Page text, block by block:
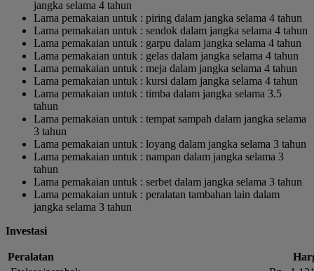
jangka selama 4 tahun
Lama pemakaian untuk : piring dalam jangka selama 4 tahun
Lama pemakaian untuk : sendok dalam jangka selama 4 tahun
Lama pemakaian untuk : garpu dalam jangka selama 4 tahun
Lama pemakaian untuk : gelas dalam jangka selama 4 tahun
Lama pemakaian untuk : meja dalam jangka selama 4 tahun
Lama pemakaian untuk : kursi dalam jangka selama 4 tahun
Lama pemakaian untuk : timba dalam jangka selama 3.5
tahun
Lama pemakaian untuk : tempat sampah dalam jangka selama
3 tahun
Lama pemakaian untuk : loyang dalam jangka selama 3 tahun
Lama pemakaian untuk : nampan dalam jangka selama 3
tahun
Lama pemakaian untuk : serbet dalam jangka selama 3 tahun
Lama pemakaian untuk : peralatan tambahan lain dalam
jangka selama 3 tahun
Investasi
Peralatan